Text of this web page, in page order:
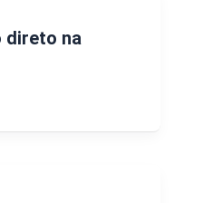
direto na